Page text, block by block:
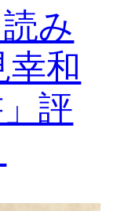
み
和
評